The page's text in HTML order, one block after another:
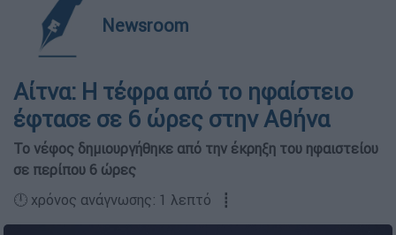
Newsroom
Αίτνα: Η τέφρα από το ηφαίστειο
έφτασε σε 6 ώρες στην Αθήνα
Το νέφος δημιουργήθηκε από την έκρηξη του ηφαιστείου
σε περίπου 6 ώρες
🕛 χρόνος ανάγνωσης: 1 λεπτό ┋